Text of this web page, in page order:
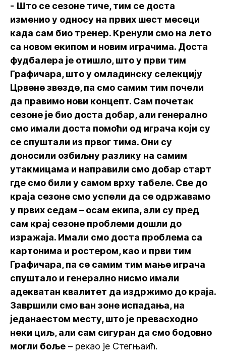
- Што се сезоне тиче, тим се доста
изменио у односу на првих шест месеци
када сам био тренер. Кренули смо на лето
са новом екипом и новим играчима. Доста
фудбалера је отишло, што у први тим
Графичара, што у омладинску селекцију
Црвене звезде, па смо самим тим почели
да правимо нови концепт. Сам почетак
сезоне је био доста добар, али генерално
смо имали доста помоћи од играча који су
се спуштали из првог тима. Они су
доносили озбиљну разлику на самим
утакмицама и направили смо добар старт
где смо били у самом врху табеле. Све до
краја сезоне смо успели да се одржавамо
у првих седам – осам екипа, али су пред
сам крај сезоне проблеми дошли до
изражаја. Имали смо доста проблема са
картонима и ростером, као и први тим
Графичара, па се самим тим мање играча
спуштало и генерално нисмо имали
адекватан квалитет да издржимо до краја.
Завршили смо ван зоне испадања, на
једанаестом месту, што је превасходно
неки циљ, али сам сигуран да смо бодовно
могли боље – рекао је Стегњаић.